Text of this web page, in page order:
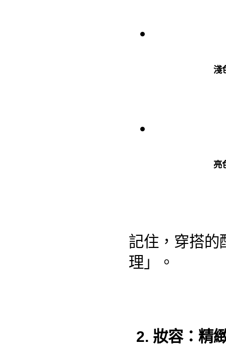
淺
亮
記住，穿搭的
理」。
2. 妝容：精